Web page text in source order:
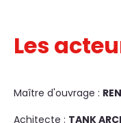
Les
Maître d'ouvrage :
Achitecte : TANK